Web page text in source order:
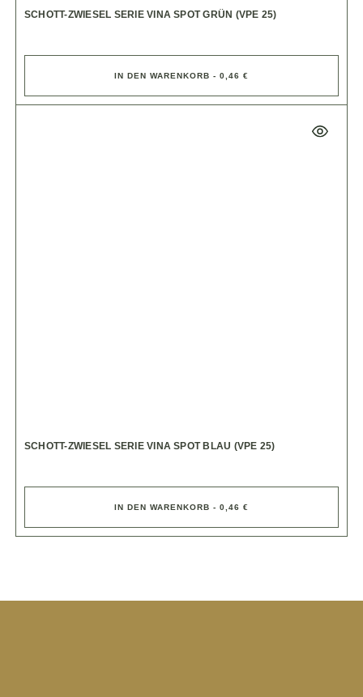
SCHOTT-ZWIESEL SERIE VINA SPOT GRÜN (VPE 25)
IN DEN WARENKORB - 0,46 €
SCHOTT-ZWIESEL SERIE VINA SPOT BLAU (VPE 25)
IN DEN WARENKORB - 0,46 €